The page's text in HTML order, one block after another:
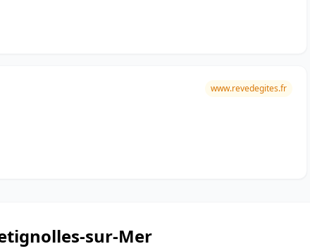
www.revedegites.fr
sur-Mer